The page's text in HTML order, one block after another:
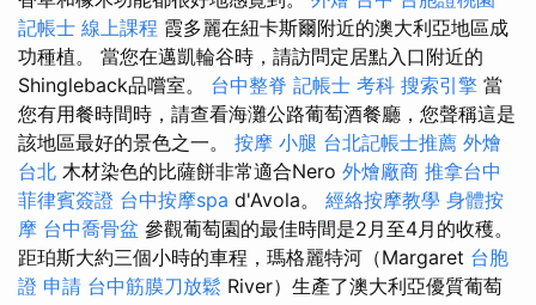
記帳士 線上課程 霞多麗在紐卡斯爾附近的澳大利亞地區成
功種植。 當您在邁凱輪谷時，請訪問定居點入口附近的
Shingleback品嚐室。 台中整脊 記帳士 考科 搜索引擎 當
您有用餐時間時，請查看海灘公路葡萄酒餐廳，您聲稱這是
該地區最好的景色之一。 按摩 小腿 台北記帳士推薦 外燴
台北 木材染色的比薩餅非常適合Nero 外燴廠商 推拿台中
菲律賓簽證 台中按摩spa d'Avola。 經絡按摩教學 身體按
摩 台中喬骨盆 參觀葡萄園的最佳時間是2月至4月的收穫。
距珀斯大約三個小時的車程，瑪格麗特河（Margaret 台胞
證 申請 台中筋膜刀放鬆 River）生產了澳大利亞優質葡萄